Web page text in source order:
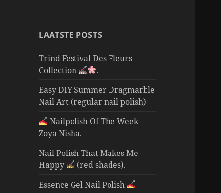
LAATSTE POSTS
Trind Festival Des Fleurs
Collection
.
Easy DIY Summer Dragmarble
Nail Art (regular nail polish).
Nailpolish Of The Week –
Zoya Nisha.
Nail Polish That Makes Me
Happy
(red shades).
Essence Gel Nail Polish